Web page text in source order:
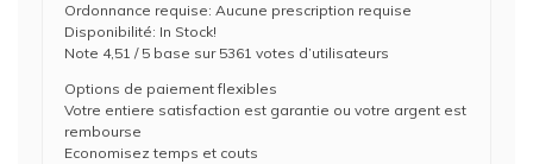
Ordonnance requise: Aucune prescription requise
Disponibilité: In Stock!
Note 4,51 / 5 base sur 5361 votes d’utilisateurs
Options de paiement flexibles
Votre entiere satisfaction est garantie ou votre argent est
rembourse
Economisez temps et couts